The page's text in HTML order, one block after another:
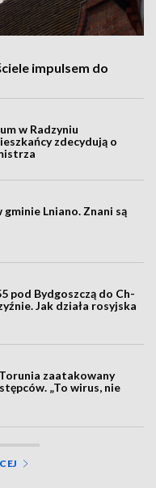
impulsem do
w Radzyniu
zdecydują o
Lniano. Znani są
pod Bydgoszczą do Ch-
Jak działa rosyjska
zaatakowany
„To wirus, nie